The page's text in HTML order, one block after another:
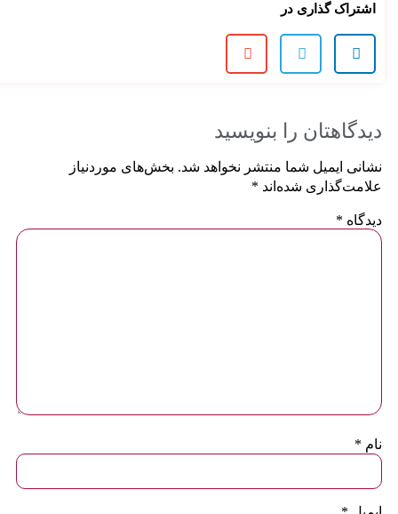
اشتراک گذاری در
دیدگاهتان را بنویسید
نشانی ایمیل شما منتشر نخواهد شد. بخش‌های موردنیاز
علامت‌گذاری شده‌اند *
دیدگاه *
نام *